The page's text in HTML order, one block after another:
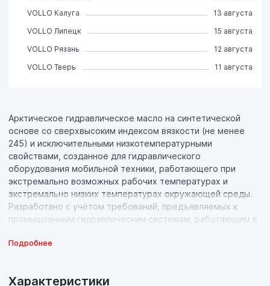
Арктическое гидравлическое масло на синтетической
основе со сверхвысоким индексом вязкости (не менее
245) и исключительными низкотемпературными
свойствами, созданное для гидравлического
оборудования мобильной техники, работающего при
экстремально возможных рабочих температурах и
экстремально низких температурах окружающей среды.
Разработано с учётом требований, предъявляемых к
промышленным гидравлическим системам, работающим в
и/или скоростей и, особенно, в условиях экстремально
Свойства продукта:
Подробнее
Характеристики
VOLLO Калуга
13 августа
VOLLO Липецк
15 августа
VOLLO Рязань
12 августа
VOLLO Тверь
11 августа